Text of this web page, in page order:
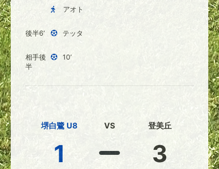
アオト
後半6’ テッタ
相手後
半
10’
堺白鷺 U8
1
VS 登美丘
3